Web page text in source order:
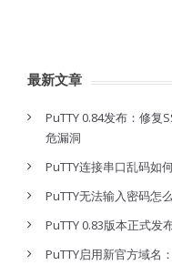
最新文章
PuTTY 0.84发布：修复
危漏洞
PuTTY连接串口乱码如
PuTTY无法输入密码怎
PuTTY 0.83版本正式发
PuTTY启用新官方域名